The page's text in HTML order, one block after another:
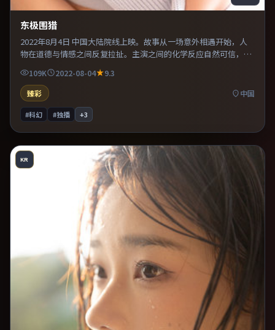
东极围猎
2022年8月4日 中国大陆院线上映。故事从一场意外相遇开始，人
物在道德与情感之间反复拉扯。主演之间的化学反应自然可信，对
手戏张力贯穿全片。适合喜欢现实主义题材的观众，情绪后劲较
足。
109K 2022-08-04
9.3
臻彩
中国
#科幻 #独播 +3
KR